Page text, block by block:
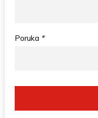
*
Poruka